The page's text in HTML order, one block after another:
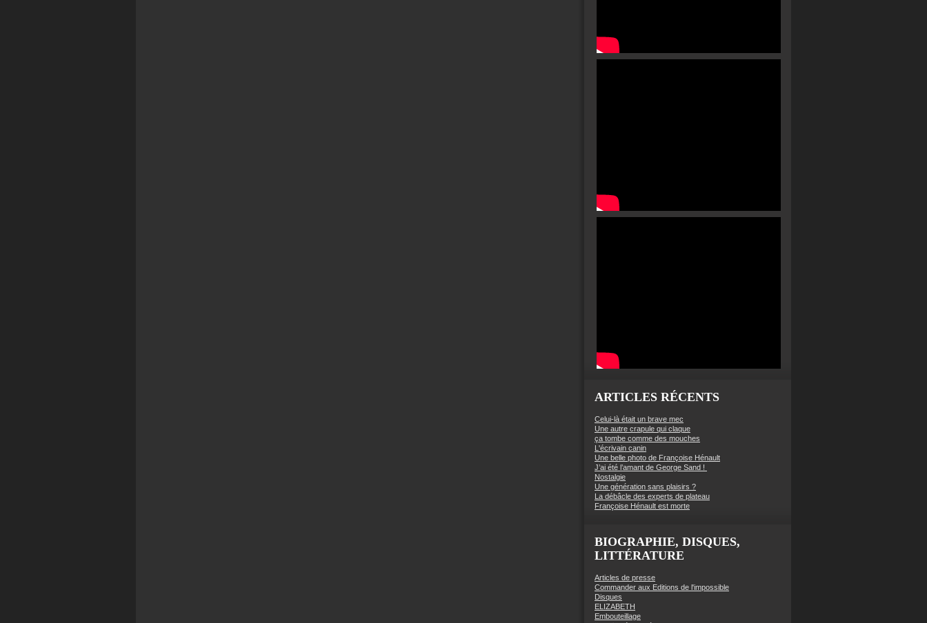
ARTICLES RÉCENTS
Celui-là était un brave mec
Une autre crapule qui claque
ça tombe comme des mouches
L'écrivain canin
Une belle photo de Françoise Hénault
J’ai été l’amant de George Sand !
Nostalgie
Une génération sans plaisirs ?
La débâcle des experts de plateau
Françoise Hénault est morte
BIOGRAPHIE, DISQUES,
LITTÉRATURE
Articles de presse
Commander aux Editions de l'impossible
Disques
ELIZABETH
Embouteillage